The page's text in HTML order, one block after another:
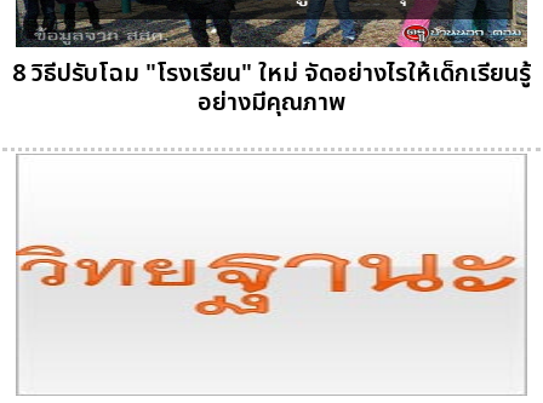
8 วิธีปรับโฉม "โรงเรียน" ใหม่ จัดอย่างไรให้เด็กเรียนรู้
อย่างมีคุณภาพ